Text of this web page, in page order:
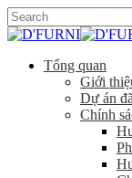
Tổng quan
Giới
Dự án
Chính